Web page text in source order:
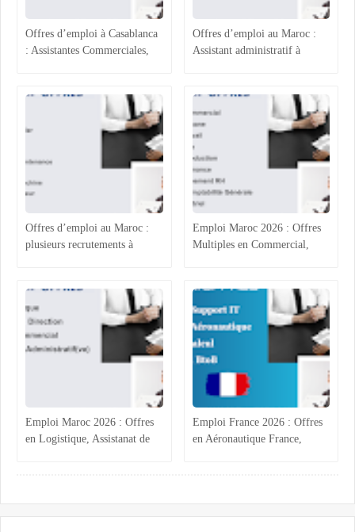
Offres d’emploi à Casablanca
: Assistantes Commerciales,
Qualité
Offres d’emploi au Maroc :
Assistant administratif à
Commerciaux à Rabat-Salé et
Assistant RH à Agadir
Offres d’emploi au Maroc :
plusieurs recrutements à
Emploi Maroc 2026 : Offres
Multiples en Commercial,
Emploi Maroc 2026 : Offres
en Logistique, Assistanat de
Emploi France 2026 : Offres
en Aéronautique France,